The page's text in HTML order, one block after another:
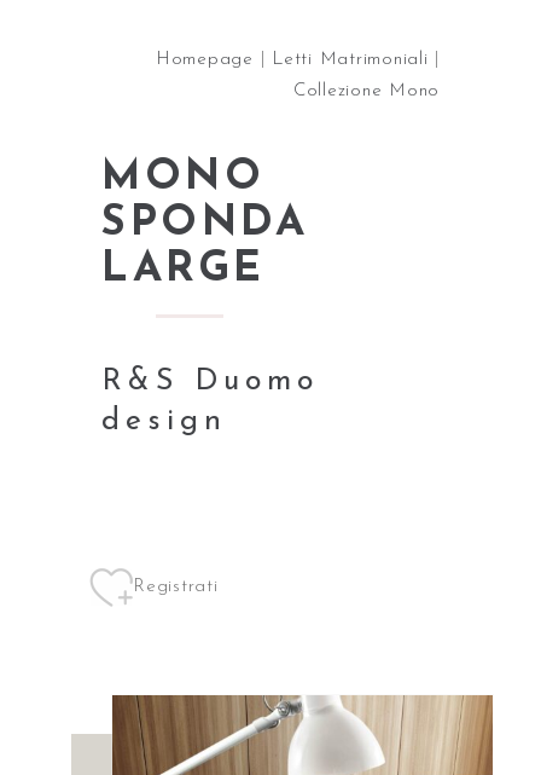
Homepage Letti Matrimoniali
Collezione Mono
MONO
SPONDA
LARGE
R&S Duomo
design
Registrati